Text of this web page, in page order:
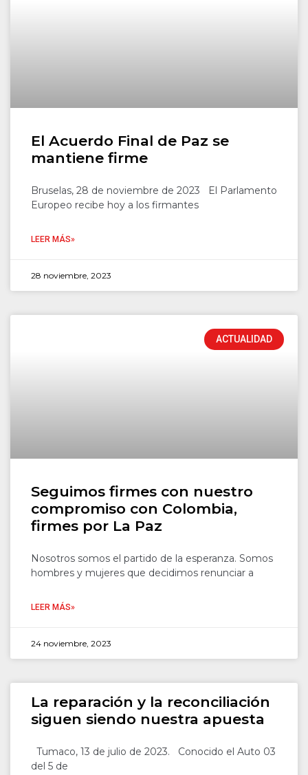
El Acuerdo Final de Paz se
mantiene firme
Bruselas, 28 de noviembre de 2023 El Parlamento
Europeo recibe hoy a los firmantes
LEER MÁS»
28 noviembre, 2023
ACTUALIDAD
Seguimos firmes con nuestro
compromiso con Colombia,
firmes por La Paz
Nosotros somos el partido de la esperanza. Somos
hombres y mujeres que decidimos renunciar a
LEER MÁS»
24 noviembre, 2023
La reparación y la reconciliación
siguen siendo nuestra apuesta
Tumaco, 13 de julio de 2023. Conocido el Auto 03
del 5 de